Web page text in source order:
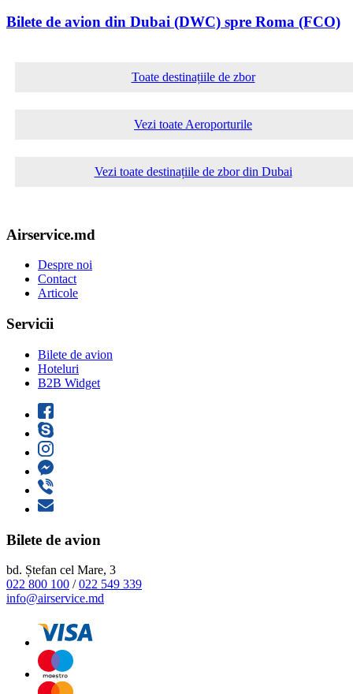
Bilete de avion din Dubai (DWC) spre Roma (FCO)
Toate destinațiile de zbor
Vezi toate Aeroporturile
Vezi toate destinațiile de zbor din Dubai
Airservice.md
Despre noi
Contact
Articole
Servicii
Bilete de avion
Hoteluri
B2B Widget
Bilete de avion
bd. Ștefan cel Mare, 3
022 800 100 /022 549 339
info@airservice.md